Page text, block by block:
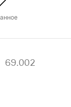
69.002